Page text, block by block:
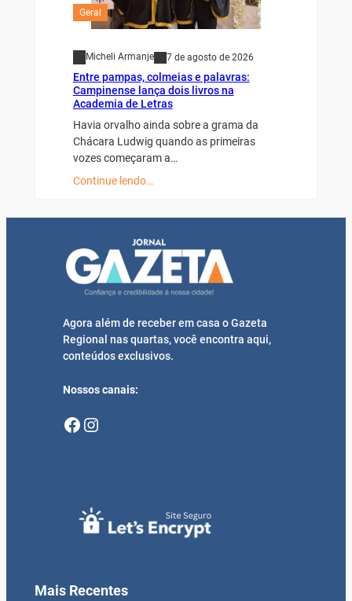
Geral
Micheli Armanje 7 de agosto de 2026
Entre pampas, colmeias e palavras:
Campinense lança dois livros na
Academia de Letras
Havia orvalho ainda sobre a grama da
Chácara Ludwig quando as primeiras
vozes começaram a…
Continue lendo…
Agora além de receber em casa o Gazeta
Regional nas quartas, você encontra aqui,
conteúdos exclusivos.
Nossos canais:
Facebook Instagram
Mais Recentes